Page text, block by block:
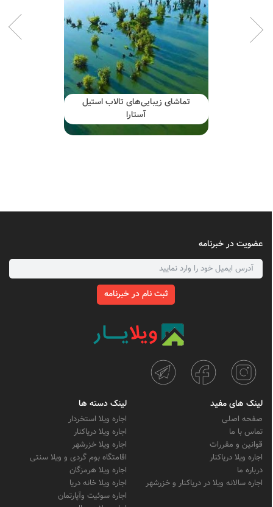
تماشای زیبایی‌های تالاب استیل
آستارا
عضویت در خبرنامه
ثبت نام در خبرنامه
لینک های مفید
صفحه اصلی
تماس با ما
قوانین و مقررات
اجاره ویلا دریاکنار
درباره ما
اجاره سالانه ویلا در دریاکنار و خزرشهر
لینک دسته ها
اجاره ویلا استخردار
اجاره ویلا دریاکنار
اجاره ویلا خزرشهر
اقامتگاه بوم گردی و ویلا سنتی
اجاره ویلا هرمزگان
اجاره ویلا خانه دریا
اجاره سوئیت وآپارتمان